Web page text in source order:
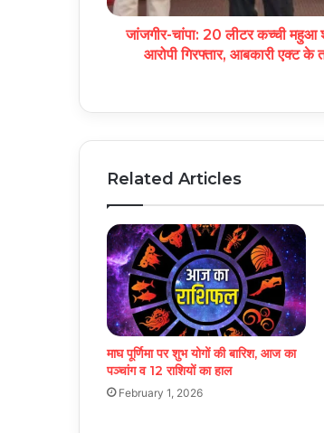
जांजगीर-चांपा: 20 लीटर कच्ची महुआ
आरोपी गिरफ्तार, आबकारी एक्ट के
Related Articles
माघ पूर्णिमा पर शुभ योगों की बारिश, आज का
पञ्चांग व 12 राशियों का हाल
February 1, 2026